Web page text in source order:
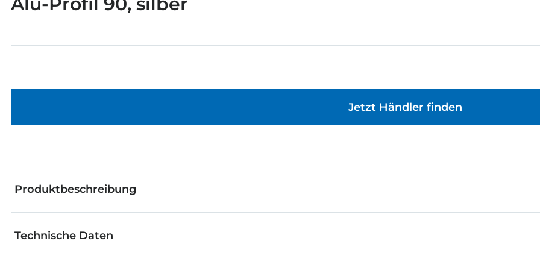
Jetzt Händler finden
Produktbeschreibung
werden. Vom genialen Grundbaustein bis zum raffinierten Technik-Detail sind alle Bausteine und
Technische Daten